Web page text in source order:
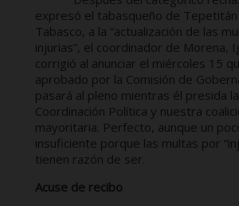
expresó el tabasqueño de Tepetitán
Tabasco, a la “actualización de las
injurias”, el coordinador de Morena,
corrigió al anunciar el miércoles 15
aprobado por la Comisión de
pasará al pleno mientras él presida
Coordinación Política y nuestra
mayoritaria. Perfecto, aunque un
insuficiente porque las multas por
tienen razón de ser.
Acuse de recibo